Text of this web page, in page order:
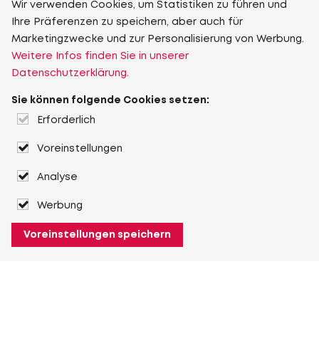
Wir verwenden Cookies, um Statistiken zu führen und
Ihre Präferenzen zu speichern, aber auch für
Marketingzwecke und zur Personalisierung von Werbung.
Weitere Infos finden Sie in unserer
Datenschutzerklärung.
Sie können folgende Cookies setzen:
Erforderlich
Voreinstellungen
Analyse
Werbung
Voreinstellungen speichern